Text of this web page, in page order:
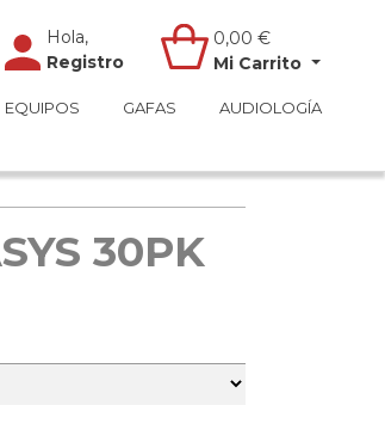
Hola,
Registro
0,00 €
Mi Carrito
EQUIPOS GAFAS AUDIOLOGÍA
Hola,
Registro
0,00 €
Mi Carrito
EQUIPOS GAFAS AUDIOLOGÍA
30PK